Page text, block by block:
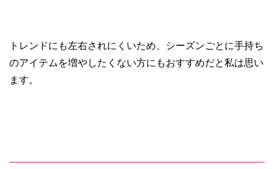
トレンドにも左右されにくいため、シーズンごとに手持ち
のアイテムを増やしたくない方にもおすすめだと私は思い
ます。